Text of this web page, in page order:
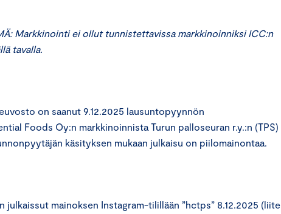
Markkinointi ei ollut tunnistettavissa markkinoinniksi ICC:n
tavalla.
on saanut 9.12.2025 lausuntopyynnön
Foods Oy:n markkinoinnista Turun palloseuran r.y.:n (TPS)
käsityksen mukaan julkaisu on piilomainontaa.
julkaissut mainoksen Instagram-tilillään ”hctps” 8.12.2025 (liite